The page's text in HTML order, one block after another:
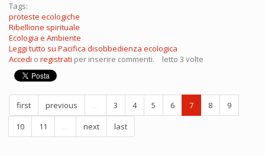
Tags:
proteste ecologiche
Ribellione spirituale
Ecologia e Ambiente
Leggi tutto su Pacifica disobbedienza ecologica
Accedi o registrati per inserire commenti. letto 3 volte
first previous … 3 4 5 6 7 8
9
10
11 … next last